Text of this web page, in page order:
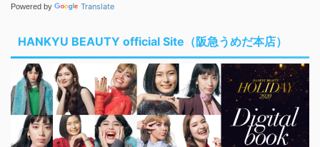
Powered by Translate
HANKYU BEAUTY official Site（阪急うめだ本店）